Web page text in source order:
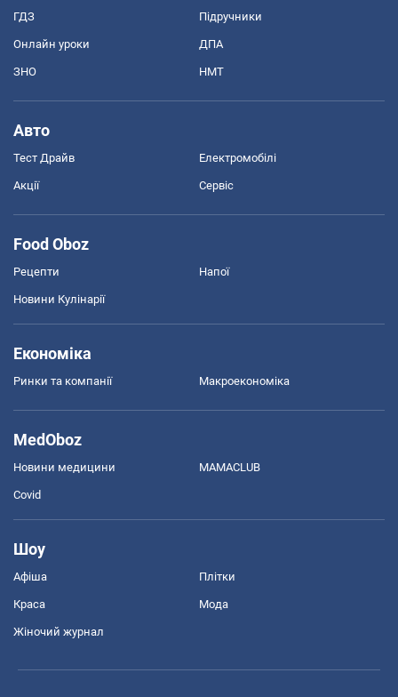
ГДЗ Підручники
Онлайн уроки ДПА
ЗНО НМТ
Авто
Тест Драйв Електромобілі
Акції Сервіс
Food Oboz
Рецепти Напої
Новини Кулінарії
Економіка
Ринки та компанії Макроекономіка
MedOboz
Новини медицини MAMACLUB
Covid
Шоу
Афіша Плітки
Краса Мода
Жіночий журнал